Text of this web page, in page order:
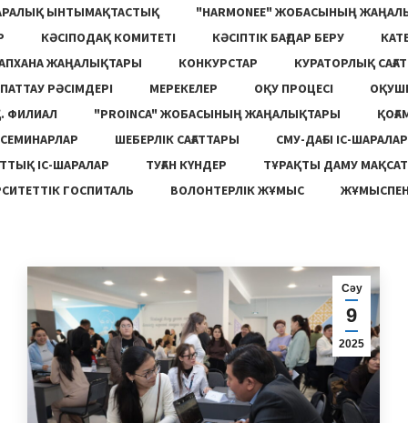
ЫНТЫМАҚТАСТЫҚ
"HARMONEE" ЖОБАСЫНЫҢ
КӘСІПОДАҚ КОМИТЕТІ КӘСІПТІК БАҒДАР БЕРУ
ЖАҢАЛЫҚТАРЫ
КОНКУРСТАР
КУРАТОРЛЫҚ
РӘСІМДЕРІ
МЕРЕКЕЛЕР ОҚУ ПРОЦЕСІ
ФИЛИАЛ
"PROINCA" ЖОБАСЫНЫҢ ЖАҢАЛЫҚТАРЫ
СЕМИНАРЛАР
ШЕБЕРЛІК САҒАТТАРЫ
СМУ-ДАҒЫ ІС-ШАРАЛАР
ІС-ШАРАЛАР
ТУҒАН КҮНДЕР
ТҰРАҚТЫ ДАМУ
ГОСПИТАЛЬ
ВОЛОНТЕРЛІК ЖҰМЫС
Сәу
9
2025